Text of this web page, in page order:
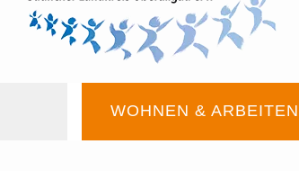
WOHNEN & ARBEITEN